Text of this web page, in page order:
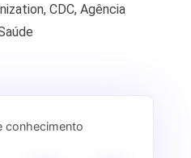
CDC, Agência
conhecimento